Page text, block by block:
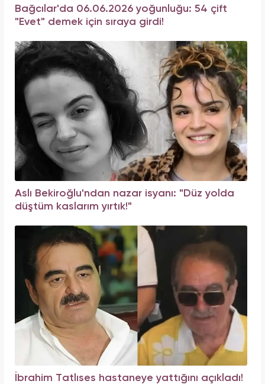
Bağcılar'da 06.06.2026 yoğunluğu: 54 çift
"Evet" demek için sıraya girdi!
Aslı Bekiroğlu'ndan nazar isyanı: "Düz yolda
düştüm kaslarım yırtık!"
İbrahim Tatlıses hastaneye yattığını açıkladı!